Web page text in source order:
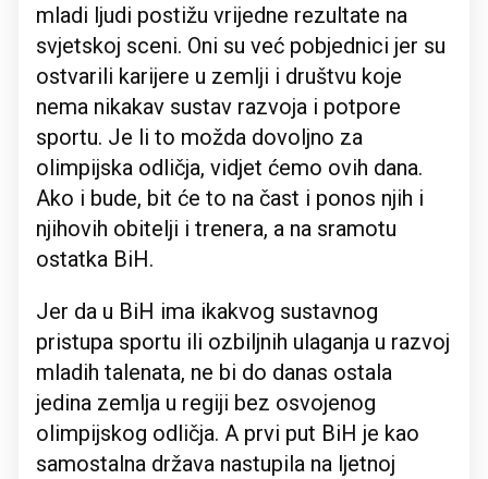
mladi ljudi postižu vrijedne rezultate na
svjetskoj sceni. Oni su već pobjednici jer su
ostvarili karijere u zemlji i društvu koje
nema nikakav sustav razvoja i potpore
sportu. Je li to možda dovoljno za
olimpijska odličja, vidjet ćemo ovih dana.
Ako i bude, bit će to na čast i ponos njih i
njihovih obitelji i trenera, a na sramotu
ostatka BiH.
Jer da u BiH ima ikakvog sustavnog
pristupa sportu ili ozbiljnih ulaganja u razvoj
mladih talenata, ne bi do danas ostala
jedina zemlja u regiji bez osvojenog
olimpijskog odličja. A prvi put BiH je kao
samostalna država nastupila na ljetnoj